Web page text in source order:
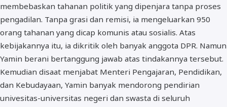
membebaskan tahanan politik yang dipenjara tanpa proses
pengadilan. Tanpa grasi dan remisi, ia mengeluarkan 950
orang tahanan yang dicap komunis atau sosialis. Atas
kebijakannya itu, ia dikritik oleh banyak anggota DPR. Namun
Yamin berani bertanggung jawab atas tindakannya tersebut.
Kemudian disaat menjabat Menteri Pengajaran, Pendidikan,
dan Kebudayaan, Yamin banyak mendorong pendirian
univesitas-universitas negeri dan swasta di seluruh